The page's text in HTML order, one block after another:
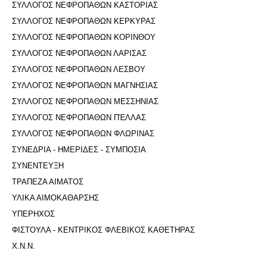
ΣΥΛΛΟΓΟΣ ΝΕΦΡΟΠΑΘΩΝ ΚΑΣΤΟΡΙΑΣ
ΣΥΛΛΟΓΟΣ ΝΕΦΡΟΠΑΘΩΝ ΚΕΡΚΥΡΑΣ
ΣΥΛΛΟΓΟΣ ΝΕΦΡΟΠΑΘΩΝ ΚΟΡΙΝΘΟΥ
ΣΥΛΛΟΓΟΣ ΝΕΦΡΟΠΑΘΩΝ ΛΑΡΙΣΑΣ
ΣΥΛΛΟΓΟΣ ΝΕΦΡΟΠΑΘΩΝ ΛΕΣΒΟΥ
ΣΥΛΛΟΓΟΣ ΝΕΦΡΟΠΑΘΩΝ ΜΑΓΝΗΣΙΑΣ
ΣΥΛΛΟΓΟΣ ΝΕΦΡΟΠΑΘΩΝ ΜΕΣΣΗΝΙΑΣ
ΣΥΛΛΟΓΟΣ ΝΕΦΡΟΠΑΘΩΝ ΠΈΛΛΑΣ
ΣΥΛΛΟΓΟΣ ΝΕΦΡΟΠΑΘΩΝ ΦΛΩΡΙΝΑΣ
ΣΥΝΕΔΡΙΑ - ΗΜΕΡΙΔΕΣ - ΣΥΜΠΟΣΙΑ
ΣΥΝΕΝΤΕΥΞΗ
ΤΡΑΠΕΖΑ ΑΙΜΑΤΟΣ
ΥΛΙΚΑ ΑΙΜΟΚΑΘΑΡΣΗΣ
ΥΠΕΡΗΧΟΣ
ΦΙΣΤΟΥΛΑ - ΚΕΝΤΡΙΚΟΣ ΦΛΕΒΙΚΟΣ ΚΑΘΕΤΗΡΑΣ
Χ.Ν.Ν.